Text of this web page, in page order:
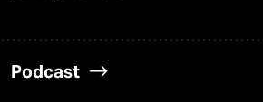
Podcast